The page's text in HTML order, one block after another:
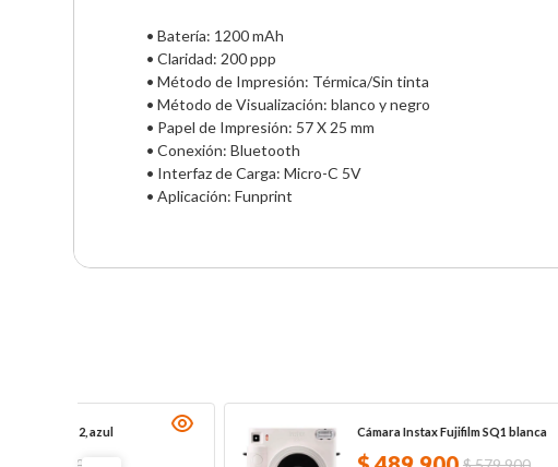
• Batería: 1200 mAh
• Claridad: 200 ppp
• Método de Impresión: Térmica/Sin tinta
• Método de Visualización: blanco y negro
• Papel de Impresión: 57 X 25 mm
• Conexión: Bluetooth
• Interfaz de Carga: Micro-C 5V
• Aplicación: Funprint
Cámara Instax Fujifilm SQ1 blanca